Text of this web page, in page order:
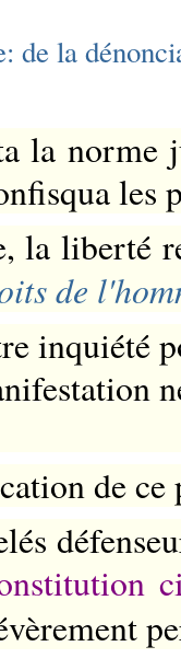
de la
la
les
la liberté
de
inquiété
de